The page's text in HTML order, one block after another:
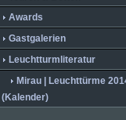
Awards
Gastgalerien
Leuchtturmliteratur
Mirau | Leuchttürme
(Kalender)